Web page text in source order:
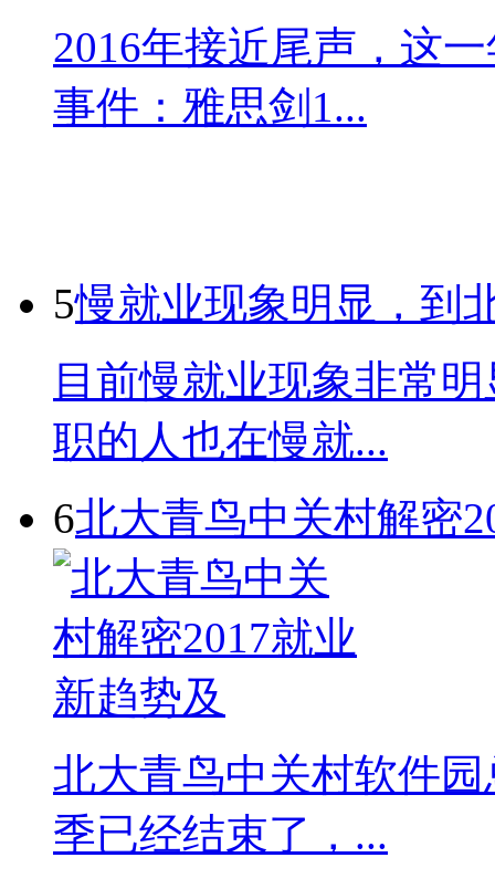
2016年接近尾声，这
事件：雅思剑1...
5慢就业现象明显，到
目前慢就业现象非常
职的人也在慢就...
6北大青鸟中关村解密
北大青鸟中关村软件
季已经结束了，...